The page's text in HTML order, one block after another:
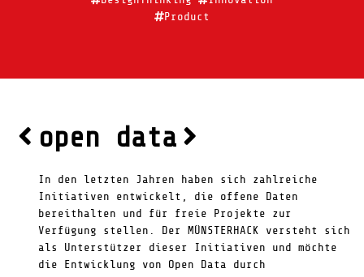
Product
open data
In den letzten Jahren haben sich zahlreiche
Initiativen entwickelt, die offene Daten
bereithalten und für freie Projekte zur
Verfügung stellen. Der MÜNSTERHACK versteht sich
als Unterstützer dieser Initiativen und möchte
die Entwicklung von Open Data durch